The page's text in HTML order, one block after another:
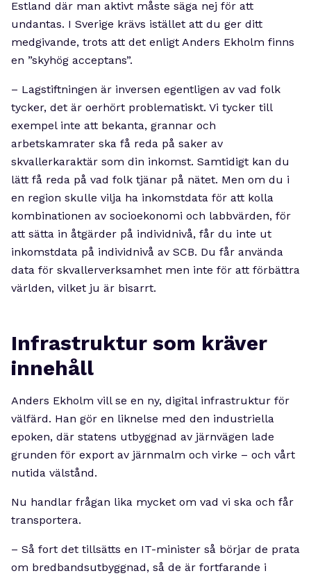
Estland där man aktivt måste säga nej för att
undantas. I Sverige krävs istället att du ger ditt
medgivande, trots att det enligt Anders Ekholm finns
en ”skyhög acceptans”.
– Lagstiftningen är inversen egentligen av vad folk
tycker, det är oerhört problematiskt. Vi tycker till
exempel inte att bekanta, grannar och
arbetskamrater ska få reda på saker av
skvallerkaraktär som din inkomst. Samtidigt kan du
lätt få reda på vad folk tjänar på nätet. Men om du i
en region skulle vilja ha inkomstdata för att kolla
kombinationen av socioekonomi och labbvärden, för
att sätta in åtgärder på individnivå, får du inte ut
inkomstdata på individnivå av SCB. Du får använda
data för skvallerverksamhet men inte för att förbättra
världen, vilket ju är bisarrt.
Infrastruktur som kräver
innehåll
Anders Ekholm vill se en ny, digital infrastruktur för
välfärd. Han gör en liknelse med den industriella
epoken, där statens utbyggnad av järnvägen lade
grunden för export av järnmalm och virke – och vårt
nutida välstånd.
Nu handlar frågan lika mycket om vad vi ska och får
transportera.
– Så fort det tillsätts en IT-minister så börjar de prata
om bredbandsutbyggnad, så de är fortfarande i